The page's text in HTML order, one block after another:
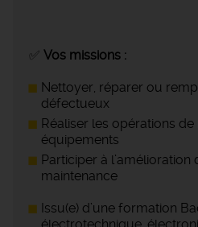
✅ Vos missions :
Nettoyer, réparer ou
défectueux
Réaliser les opérations
équipements
Participer à
maintenance
Issu(e) d’une formation